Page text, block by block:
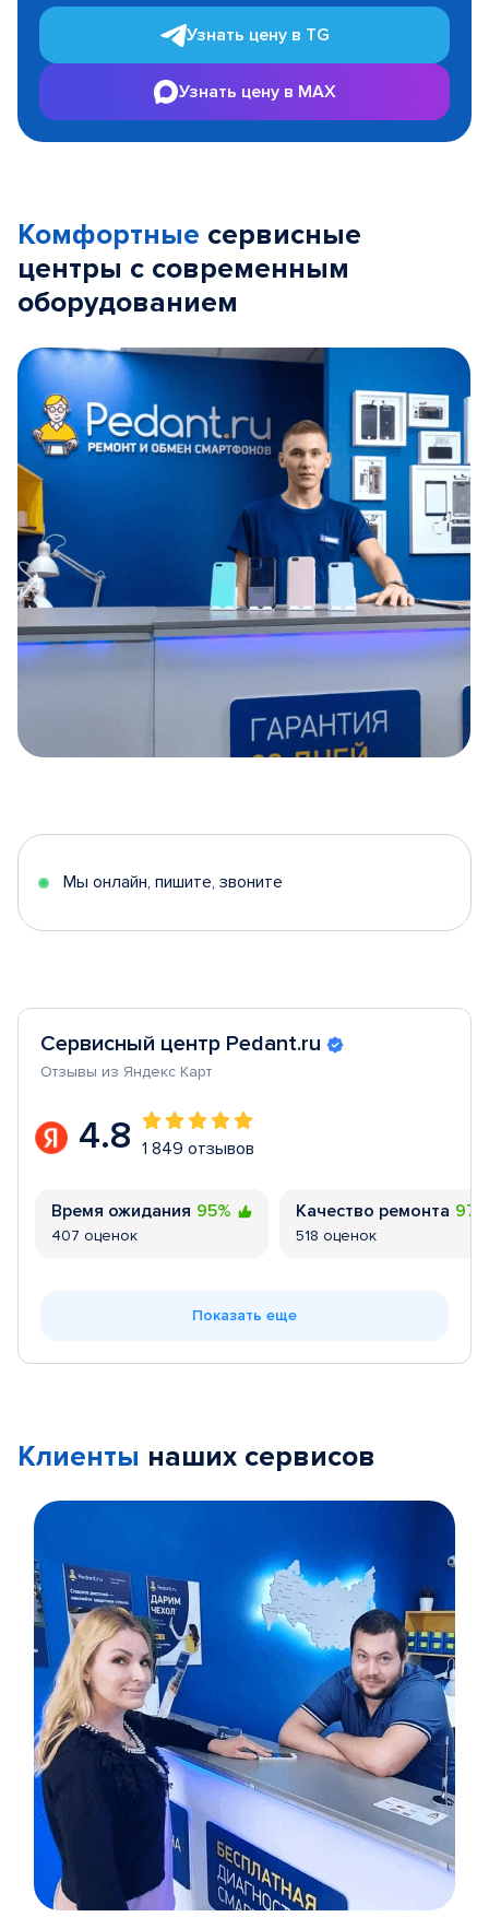
Узнать цену в TG
Узнать цену в MAX
Комфортные сервисные
центры с современным
оборудованием
5
Мы онлайн, пишите, звоните
Сервисный центр Pedant.ru
Отзывы из Яндекс Карт
4.8 1 849 отзывов
Время ожидания 95%
407 оценок
Качество ремонта
518 оценок
Показать еще
Клиенты наших сервисов